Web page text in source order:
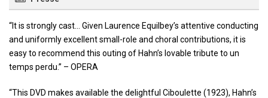
“It is strongly cast… Given Laurence Equilbey’s attentive conducting
and uniformly excellent small-role and choral contributions, it is
easy to recommend this outing of Hahn’s lovable tribute to un
temps perdu.” – OPERA
“This DVD makes available the delightful Ciboulette (1923), Hahn’s